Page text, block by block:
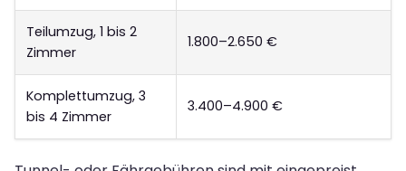
Teilumzug, 1 bis 2
Zimmer
1.800–2.650 €
Komplettumzug, 3
bis 4 Zimmer
3.400–4.900 €